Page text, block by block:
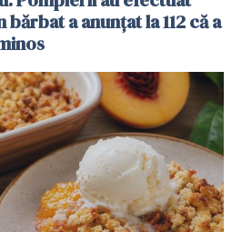
a anunțat la 112 că a